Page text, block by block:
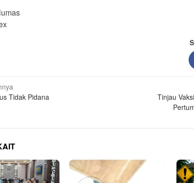
Tidak Pidana
Tinjau